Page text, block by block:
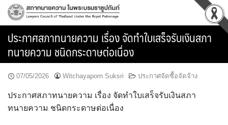
Skip
ประกาศสภาทนายความ เรื่อง จัดทำใบเสร็จรับเงินสภา
ทนายความ ชนิดกระดาษต่อเนื่อง
07/05/2026 Witchayaporn Suksri ประกาศจัดซื้อจัดจ้าง
ประกาศสภาทนายความ เรื่อง จัดทำใบเสร็จรับเงินสภา
ทนายความ ชนิดกระดาษต่อเนื่อง